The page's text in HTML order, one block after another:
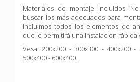
Materiales de montaje incluidos:
buscar los más adecuados para
incluimos todos los elementos de
que le permitirá una instalación rápida
Vesa: 200x200 - 300x300 - 400x200 -
500x400 - 600x400.